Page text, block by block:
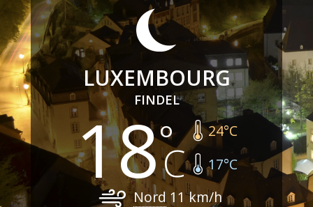
LUXEMBOURG
FINDEL
18 24°C
17°C
Nord 11km/h